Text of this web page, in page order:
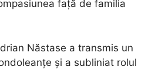
față de familia
Năstase a transmis un
și a subliniat rolul